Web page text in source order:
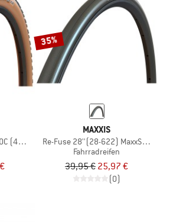
(40-622) EXO TR
35%
MAXXIS
Re-Fuse 28''(28-622) MaxxShield
Fahrradreifen
39,95 € 25,97 €
(0)